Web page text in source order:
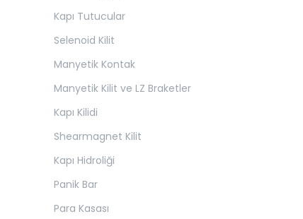
Kapı Tutucular
Selenoid Kilit
Manyetik Kontak
Manyetik Kilit ve LZ Braketler
Kapı Kilidi
Shearmagnet Kilit
Kapı Hidroliği
Panik Bar
Para Kasası